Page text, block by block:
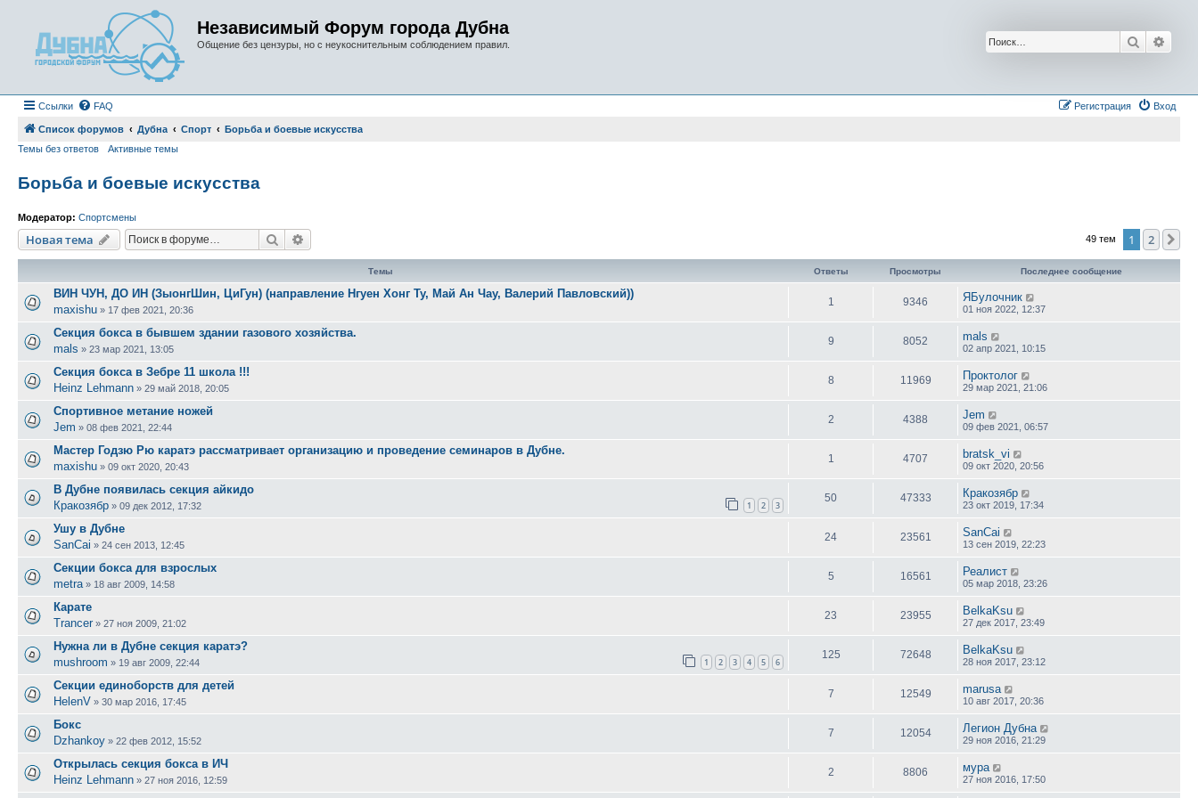
Независимый Форум города Дубна
Общение без цензуры, но с неукоснительным соблюдением правил. Поиск
Ссылки FAQ Вход
Регистрация
Список форумов Дубна Спорт
Борьба и боевые искусства
Темы без ответов
Активные темы
Борьба и боевые искусства
Модератор: Спортсмены
Новая тема Поиск 49 тем 1 2
Темы Ответы Просмотры Последнее сообщение
ВИН ЧУН, ДО ИН (ЗыонгШин, ЦиГун) (направление Нгуен Хонг Ту, Май Ан Чау, Валерий Павловский))
maxishu » 17 фев 2021, 20:36
1 9346 ЯБулочник
01 ноя 2022, 12:37
Секция бокса в бывшем здании газового хозяйства.
mals » 23 мар 2021, 13:05
9 8052 mals
02 апр 2021, 10:15
Cекция бокса в Зебре 11 школа !!!
Heinz Lehmann » 29 май 2018, 20:05
8 11969 Проктолог
29 мар 2021, 21:06
Спортивное метание ножей
Jem » 08 фев 2021, 22:44
2 4388 Jem
09 фев 2021, 06:57
Мастер Годзю Рю каратэ рассматривает организацию и проведение семинаров в Дубне.
maxishu » 09 окт 2020, 20:43
1 4707 bratsk_vi
09 окт 2020, 20:56
В Дубне появилась секция айкидо
Кракозябр » 09 дек 2012, 17:32 1 2 3
50 47333 Кракозябр
23 окт 2019, 17:34
Ушу в Дубне
SanCai » 24 сен 2013, 12:45
24 23561 SanCai
13 сен 2019, 22:23
Секции бокса для взрослых
metra » 18 авг 2009, 14:58
5 16561 Реалист
05 мар 2018, 23:26
Карате
Trancer » 27 ноя 2009, 21:02
23 23955 BelkaKsu
27 дек 2017, 23:49
Нужна ли в Дубне секция каратэ?
mushroom » 19 авг 2009, 22:44 1 2 3 4 5 6
125 72648 BelkaKsu
28 ноя 2017, 23:12
Секции единоборств для детей
HelenV » 30 мар 2016, 17:45
7 12549 marusa
10 авг 2017, 20:36
Бокс
Dzhankoy » 22 фев 2012, 15:52
7 12054 Легион Дубна
29 ноя 2016, 21:29
Открылась секция бокса в ИЧ
Heinz Lehmann » 27 ноя 2016, 12:59
2 8806 мура
27 ноя 2016, 17:50